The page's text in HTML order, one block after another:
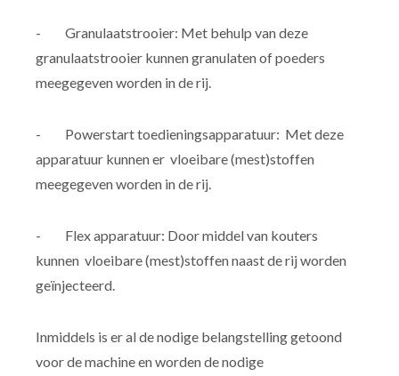
- Granulaatstrooier: Met behulp van deze
granulaatstrooier kunnen granulaten of poeders
meegegeven worden in de rij.
- Powerstart toedieningsapparatuur: Met deze
apparatuur kunnen er vloeibare (mest)stoffen
meegegeven worden in de rij.
- Flex apparatuur: Door middel van kouters
kunnen vloeibare (mest)stoffen naast de rij worden
geïnjecteerd.
Inmiddels is er al de nodige belangstelling getoond
voor de machine en worden de nodige